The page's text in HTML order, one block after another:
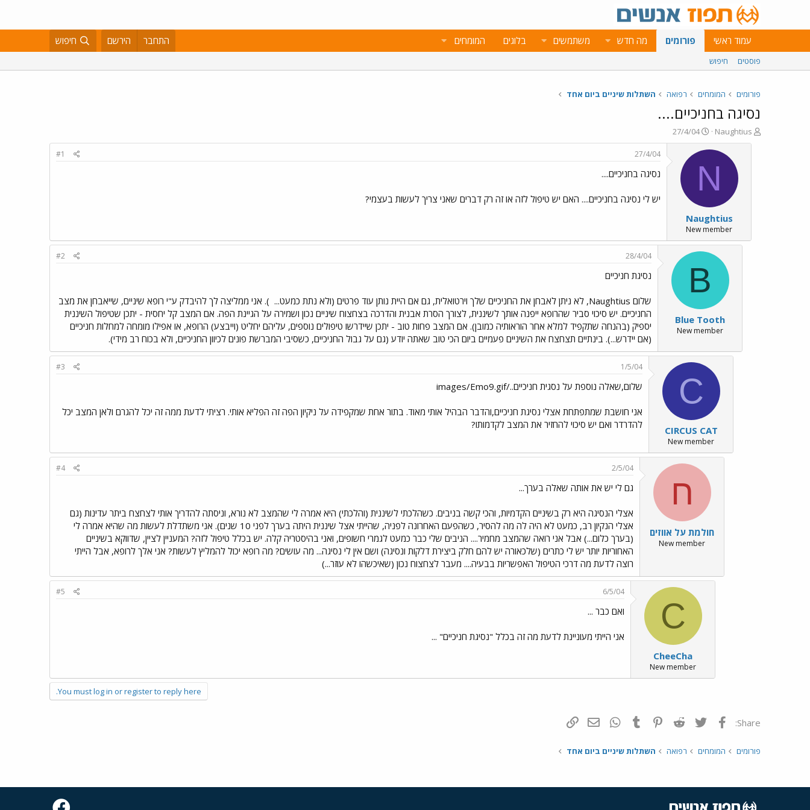
עמוד ראשי פורומים מה חדש משתמשים בלוגים המומחים התחבר הירשם חיפוש
פוסטים חיפוש
פורומים המומחים רפואה השתלות שיניים ביום אחד
נסיגה בחניכיים....
פ
ו
Naughtius
פ
ו
ר
א
ר
י
ך
27/4/04
N
Naughtius
New member
27/4/04
#1
נסיגה בחניכיים....
יש לי נסיגה בחניכיים.... האם יש טיפול לזה או זה רק דברים שאני צריך לעשות בעצמי?
B
Blue Tooth
New member
28/4/04
#2
נסיגת חניכיים
שלום Naughtius, לא ניתן לאבחן את החניכיים שלך וירטואלית, גם אם היית נותן עוד פרטים (ולא נתת כמעט...
). אני ממליצה לך להיבדק ע"י רופא שיניים, שייאבחן את מצב
החניכיים. יש סיכוי סביר שהרופא ייפנה אותך לשיננית, לצורך הסרת אבנית והדרכה בצחצוח שיניים נכון ושמירה על הגיינת הפה. אם המצב קל יחסית - יתכן שטיפול השיננית
יספיק (בהנחה שתקפיד למלא אחר הוראותיה כמובן). אם המצב פחות טוב - יתכן שיידרשו טיפולים נוספים, עליהם יחליט (וייבצע) הרופא, או אפילו מומחה למחלות חניכיים
(אם יידרש...). בינתיים תצחצח את השיניים פעמיים ביום הכי טוב שאתה יודע (גם על גבול החניכיים, כשסיבי המברשת פונים לכיוון החניכיים, ולא בכוח רב מידי).
C
CIRCUS CAT
New member
1/5/04
#3
שלום,שאלה נוספת על נסגית חניכיים../images/Emo9.gif
אני חושבת שמתפתחת אצלי נסיגת חניכיים,והדבר הבהיל אותי מאוד. בתור אחת שמקפידה על ניקיון הפה זה הפליא אותי. רציתי לדעת ממה זה יכל להגרם ולאן המצב יכל
להדרדר ואם יש סיכוי להחזיר את המצב לקדמותו?
ח
חולמת על אווזים
New member
2/5/04
#4
גם לי יש את אותה שאלה בערך...
אצלי הנסיגה היא רק בשיניים הקדמיות, והכי קשה בניבים. כשהלכתי לשיננית (והלכתי) היא אמרה לי שהמצב לא נורא, וניסתה להדריך אותי לצחצח ביתר עדינות (גם
אצלי הנקיון רב, כמעט לא היה לה מה להסיר, כשהפעם האחרונה לפניה, שהייתי אצל שיננית היתה בערך לפני 10 שנים). אני משתדלת לעשות מה שהיא אמרה לי
(בערך כלום...) אבל אני רואה שהמצב מחמיר.... הניבים שלי כבר כמעט לגמרי חשופים, ואני בהיסטריה קלה. יש בכלל טיפול לזה? המעניין לציין, שדווקא בשיניים
האחוריות יותר יש לי כתרים (שלכאורה יש להם חלק ביצירת דלקות ונסיגה) ושם אין לי נסיגה... מה עושים? מה רופא יכול להמליץ לעשות? אני אלך לרופא, אבל הייתי
רוצה לדעת מה דרכי הטיפול האפשריות בבעיה.... מעבר לצחצוח נכון (שאיכשהו לא עוזר...)
C
CheeCha
New member
6/5/04
#5
ואם כבר ...
אני הייתי מעוניינת לדעת מה זה בכלל "נסיגת חניכיים" ...
You must log in or register to reply here.
Share: פייסבוק Twitter
Reddit
Pinterest
Tumblr
WhatsAppדואר אלקטרוני
פורומים המומחים רפואה השתלות שיניים ביום אחד